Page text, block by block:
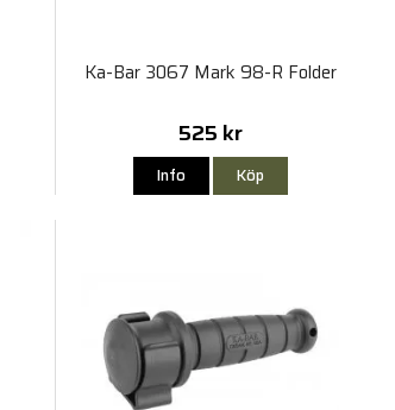
Ka-Bar 3067 Mark 98-R Folder
525 kr
Info Köp